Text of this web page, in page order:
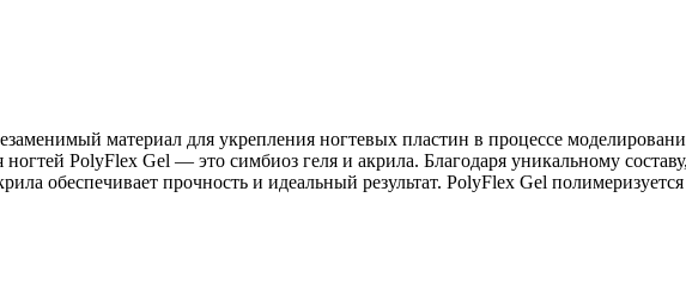
материал для укрепления ногтевых пластин в процессе
PolyFlex Gel — это симбиоз геля и акрила. Благодаря уникальному
обеспечивает прочность и идеальный результат. PolyFlex Gel